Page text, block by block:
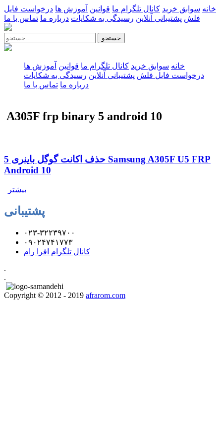
خانه سوابق خرید کانال تلگرام ما قوانین آموزش ها درخواست فایل
فلش پشتیبانی آنلاین رسیدگی به شکایات درباره ما تماس با ما
جستجو
خانه سوابق خرید کانال تلگرام ما قوانین آموزش ها
درخواست فایل فلش پشتیبانی آنلاین رسیدگی به شکایات
درباره ما تماس با ما
A305F frp binary 5 android 10
حذف اکانت گوگل باینری 5 Samsung A305F U5 FRP
Android 10
بیشتر
پشتیبانی
۰۲۳-۳۲۲۳۹۷۰۰
۰۹۰۲۴۷۴۱۷۷۳
کانال تلگرام افرا رام
.
.
Copyright © 2012 - 2019 afrarom.com